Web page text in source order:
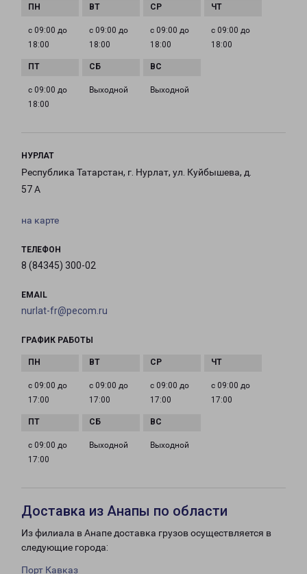
с 09:00 до
18:00
с 09:00 до
18:00
с 09:00 до
18:00
с 09:00 до
18:00
с 09:00 до
18:00
Выходной Выходной
НУРЛАТ
Республика Татарстан, г. Нурлат, ул. Куйбышева, д.
57 А
на карте
ТЕЛЕФОН
8 (84345) 300-02
EMAIL
nurlat-fr@pecom.ru
ГРАФИК РАБОТЫ
с 09:00 до
17:00
с 09:00 до
17:00
с 09:00 до
17:00
с 09:00 до
17:00
с 09:00 до
17:00
Выходной Выходной
Доставка из Анапы по области
Из филиала в Анапе доставка грузов осуществляется в
следующие города:
Порт Кавказ